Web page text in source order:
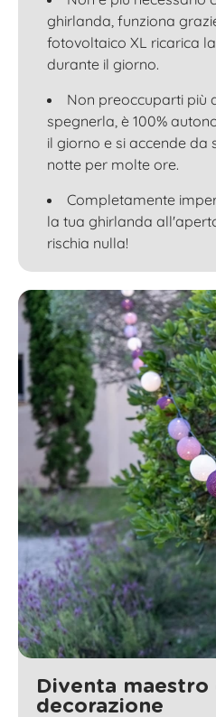
ghirlanda, funziona
fotovoltaico XL ricarica
durante il giorno.
Non preoccuparti più
spegnerla, è 100%
il giorno e si accende da
notte per molte ore.
Completamente
la tua ghirlanda
rischia nulla!
Diventa maestro
decorazione